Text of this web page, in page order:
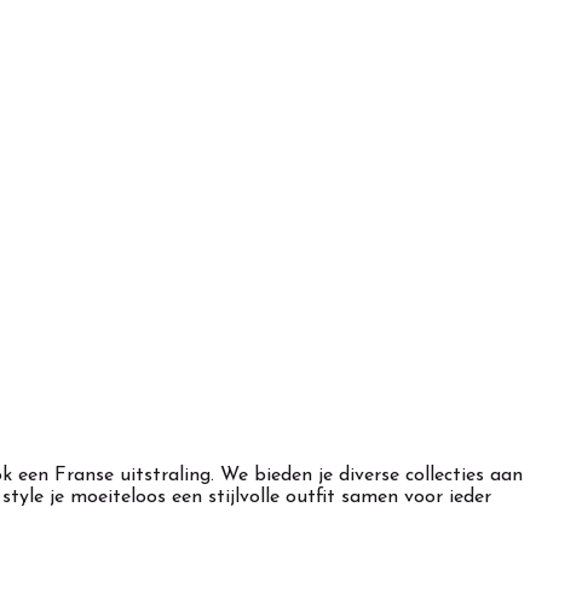
een Franse uitstraling. We bieden je diverse collecties aan
je moeiteloos een stijlvolle outfit samen voor ieder